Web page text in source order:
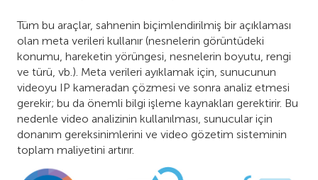
Tüm bu araçlar, sahnenin biçimlendirilmiş bir açıklaması
olan meta verileri kullanır (nesnelerin görüntüdeki
konumu, hareketin yörüngesi, nesnelerin boyutu, rengi
ve türü, vb.). Meta verileri ayıklamak için, sunucunun
videoyu IP kameradan çözmesi ve sonra analiz etmesi
gerekir; bu da önemli bilgi işleme kaynakları gerektirir. Bu
nedenle video analizinin kullanılması, sunucular için
donanım gereksinimlerini ve video gözetim sisteminin
toplam maliyetini artırır.